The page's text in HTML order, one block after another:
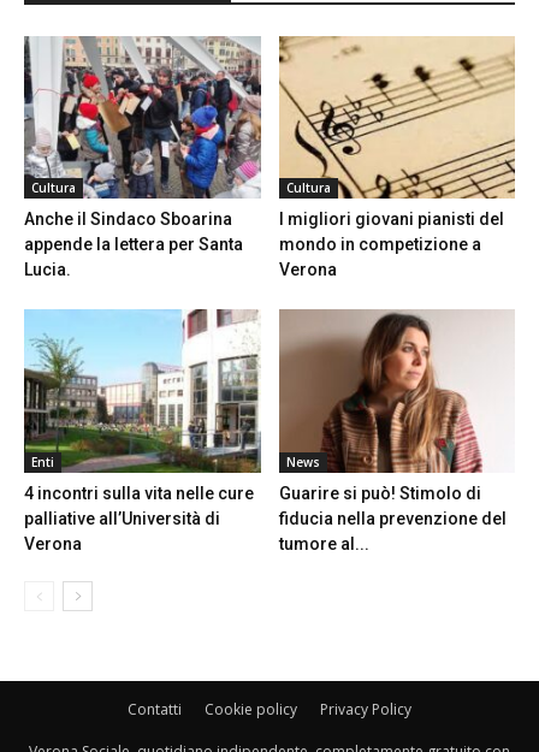
Cultura
Anche il Sindaco Sboarina
appende la lettera per Santa
Lucia.
Cultura
I migliori giovani pianisti del
mondo in competizione a
Verona
Enti
4 incontri sulla vita nelle cure
palliative all’Università di
Verona
News
Guarire si può! Stimolo di
fiducia nella prevenzione del
tumore al...
Contatti Cookie policy Privacy Policy